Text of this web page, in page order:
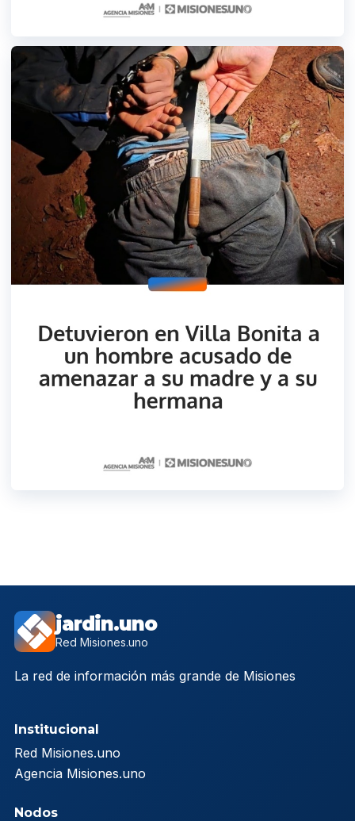
jardin.uno
Red Misiones.uno
La red de información más grande de Misiones
Institucional
Red Misiones.uno
Agencia Misiones.uno
Nodos